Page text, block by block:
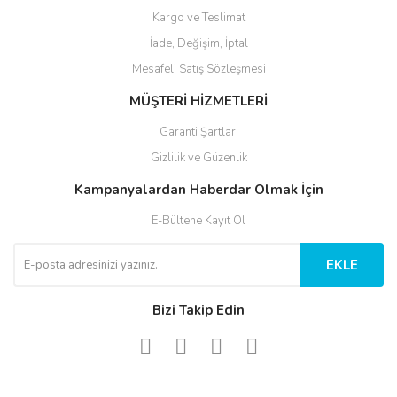
Kargo ve Teslimat
İade, Değişim, İptal
Mesafeli Satış Sözleşmesi
MÜŞTERİ HİZMETLERİ
Garanti Şartları
Gizlilik ve Güzenlik
Kampanyalardan Haberdar Olmak İçin
E-Bültene Kayıt Ol
EKLE
Bizi Takip Edin